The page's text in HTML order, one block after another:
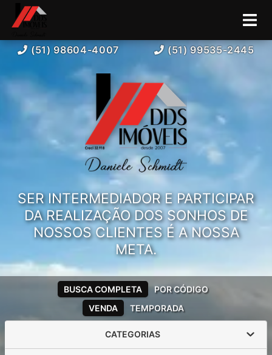
(51) 98604-4007 (51) 99535-2445
SER INTERMEDIADOR E PARTICIPAR
DA REALIZAÇÃO DOS SONHOS DE
NOSSOS CLIENTES É A NOSSA
META.
VENDA TEMPORADA
BUSCA COMPLETA POR CÓDIGO
CATEGORIAS